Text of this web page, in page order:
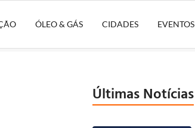
ÓLEO & GÁS CIDADES EVENTOS
Últimas Notícias